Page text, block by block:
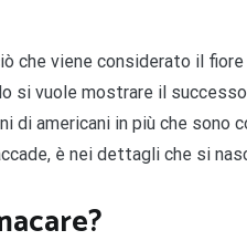
che viene considerato il fiore
si vuole mostrare il
di americani in più che sono
è nei dettagli che si